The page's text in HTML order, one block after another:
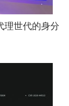
理世代的身分